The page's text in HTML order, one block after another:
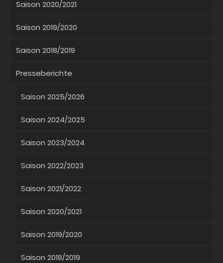
Saison 2020/2021
Saison 2019/2020
Saison 2018/2019
Presseberichte
Saison 2025/2026
Saison 2024/2025
Saison 2023/2024
Saison 2022/2023
Saison 2021/2022
Saison 2020/2021
Saison 2019/2020
Saison 2018/2019